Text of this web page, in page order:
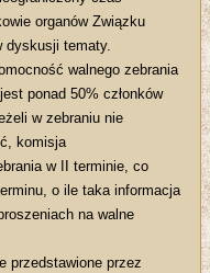
organów Związku
dyskusji tematy.
walnego zebrania
ponad 50% członków
w zebraniu nie
komisja
w II terminie, co
o ile taka informacja
na walne
przedstawione przez